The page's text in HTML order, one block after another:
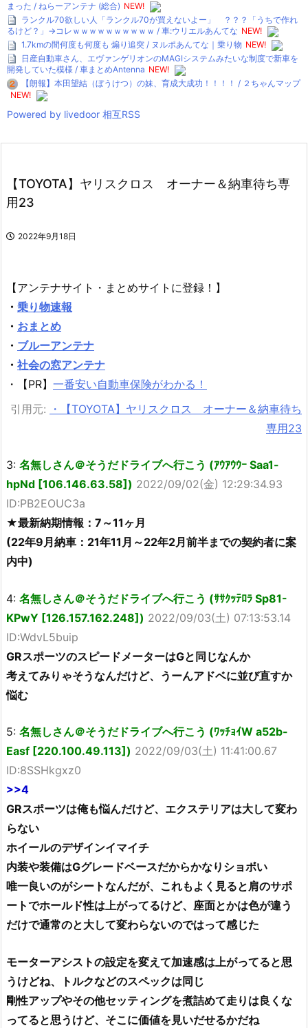
まった / ねらーアンテナ (総合) NEW!
ランクル70欲しい人「ランクル70が買えないよー」 ？？？「うちで作れ
るけど？」→コレｗｗｗｗｗｗｗｗｗｗ / 車:ウリエルあんてな NEW!
1.7kmの間何度も何度も 煽り追突 / ヌルポあんてな｜乗り物 NEW!
日産自動車さん、エヴァンゲリオンのMAGIシステムみたいな制度で新車を
開発していた模様 / 車まとめAntenna NEW!
【朗報】本田望結（ぼうけつ）の妹、育成大成功！！！！ / ２ちゃんマップ
NEW!
Powered by livedoor 相互RSS
【TOYOTA】ヤリスクロス オーナー＆納車待ち専
用23
2022年9月18日
【アンテナサイト・まとめサイトに登録！】
・ 乗り物速報
・ おまとめ
・ ブルーアンテナ
・ 社会の窓アンテナ
・【PR】 一番安い自動車保険がわかる！
引用元:
・【TOYOTA】ヤリスクロス オーナー＆納車待ち
専用23
3: 名無しさん＠そうだドライブへ行こう (ｱｳｱｳｳｰ Saa1-
hpNd [106.146.63.58]) 2022/09/02(金) 12:29:34.93
ID:PB2EOUC3a
★最新納期情報：7～11ヶ月
(22年9月納車：21年11月～22年2月前半までの契約者に案
内中)
4: 名無しさん＠そうだドライブへ行こう (ｻｻｸｯﾃﾛﾗ Sp81-
KPwY [126.157.162.248]) 2022/09/03(土) 07:13:53.14
ID:WdvL5buip
GRスポーツのスピードメーターはGと同じなんか
考えてみりゃそうなんだけど、うーんアドベに並び直すか
悩む
5: 名無しさん＠そうだドライブへ行こう (ﾜｯﾁｮｲW a52b-
Easf [220.100.49.113]) 2022/09/03(土) 11:41:00.67
ID:8SSHkgxz0
>>4
GRスポーツは俺も悩んだけど、エクステリアは大して変わ
らない
ホイールのデザインイマイチ
内装や装備はGグレードベースだからかなりショボい
唯一良いのがシートなんだが、これもよく見ると肩のサポ
ートでホールド性は上がってるけど、座面とかは色が違う
だけで通常のと大して変わらないのではって感じた
モーターアシストの設定を変えて加速感は上がってると思
うけどね、トルクなどのスペックは同じ
剛性アップやその他セッティングを煮詰めて走りは良くな
ってると思うけど、そこに価値を見いだせるかだね